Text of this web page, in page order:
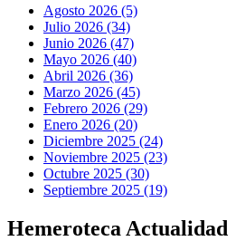
Agosto 2026 (5)
Julio 2026 (34)
Junio 2026 (47)
Mayo 2026 (40)
Abril 2026 (36)
Marzo 2026 (45)
Febrero 2026 (29)
Enero 2026 (20)
Diciembre 2025 (24)
Noviembre 2025 (23)
Octubre 2025 (30)
Septiembre 2025 (19)
Hemeroteca Actualidad